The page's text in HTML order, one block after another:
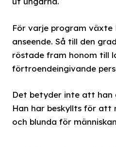
För varje program
anseende. Så till den
röstade fram honom till
förtroendeingivande
Det betyder inte att
Han har beskyllts för att
och blunda för